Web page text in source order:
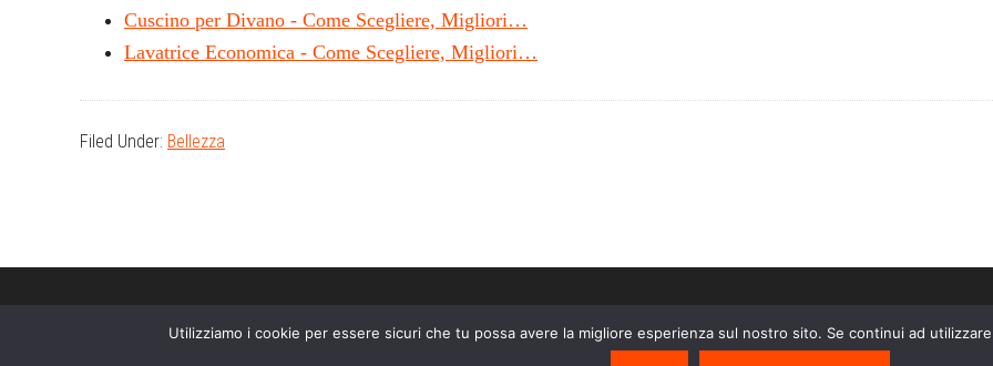
Cuscino per Divano - Come Scegliere, Migliori…
Lavatrice Economica - Come Scegliere, Migliori…
Filed Under: Bellezza
Il sito partecipa a programmi di affiliazione come il Programma Affiliazione Amazon EU, un programma di affiliazione che permette ai siti web di
Utilizziamo i cookie per essere sicuri che tu possa avere la migliore esperienza sul nostro sito. Se continui ad